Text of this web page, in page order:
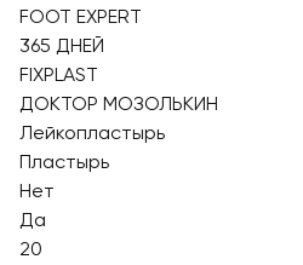
FOOT EXPERT
365 ДНЕЙ
FIXPLAST
ДОКТОР МОЗОЛЬКИН
Лейкопластырь
Пластырь
Нет
Да
20